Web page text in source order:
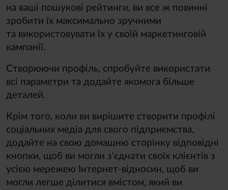
на ваші пошукові рейтинги, ви все ж повинні
зробити їх максимально зручними
та використовувати їх у своїй маркетинговій
кампанії.
Створюючи профіль, спробуйте використати
всі параметри та додайте якомога більше
деталей.
Крім того, коли ви вирішите створити профілі
соціальних медіа для свого підприємства,
додайте на свою домашню сторінку відповідні
кнопки, щоб ви могли з'єднати своїх клієнтів з
усією мережею Інтернет-відносин, щоб ви
могли легше ділитися вмістом, який ви